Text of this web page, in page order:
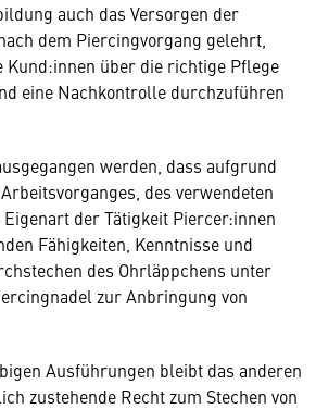
auch das Versorgen der
dem Piercingvorgang gelehrt,
Kund:innen über die richtige Pflege
eine Nachkontrolle durchzuführen
werden, dass aufgrund
des verwendeten
der Tätigkeit Piercer:innen
Fähigkeiten, Kenntnisse und
des Ohrläppchens unter
zur Anbringung von
Ausführungen bleibt das anderen
zustehende Recht zum Stechen von